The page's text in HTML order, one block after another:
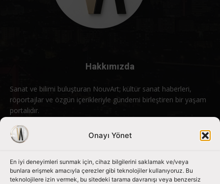
Onayı Yönet
En iyi deneyimleri sunmak için, cihaz bilgilerini saklamak ve/veya
bunlara erişmek amacıyla çerezler gibi teknolojiler kullanıyoruz. Bu
teknolojilere izin vermek, bu sitedeki tarama davranışı veya benzersiz
Hakkımızda
Sanat ve bilimi buluşturan NouvArt; kültür sanat haberleri,
röportajlar ve özgün içerikleriyle gündemi birleştiren bir yaşam
portalıdır.
Bizimle iletişime geçin: info@nouvart.net
Bizi Takip Edin